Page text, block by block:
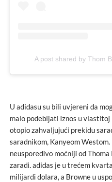
A post shared by Thom
U adidasu su bili uvjereni da
malo podebljati iznos u
otopio zahvaljujući prekidu
saradnikom, Kanyeom
neusporedivo moćniji od
zaradi. adidas je u trećem
milijardi dolara, a Browne u